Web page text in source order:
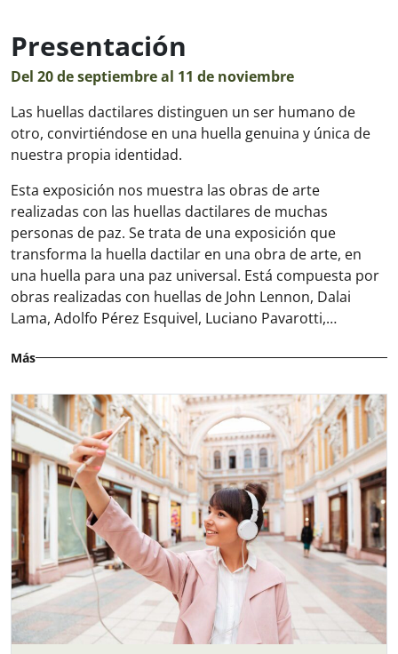
Presentación
Del 20 de septiembre al 11 de noviembre
Las huellas dactilares distinguen un ser humano de
otro, convirtiéndose en una huella genuina y única de
nuestra propia identidad.
Esta exposición nos muestra las obras de arte
realizadas con las huellas dactilares de muchas
personas de paz. Se trata de una exposición que
transforma la huella dactilar en una obra de arte, en
una huella para una paz universal. Está compuesta por
obras realizadas con huellas de John Lennon, Dalai
Lama, Adolfo Pérez Esquivel, Luciano Pavarotti,…
Más